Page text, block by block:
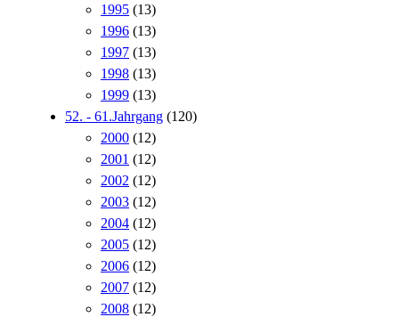
1995 (13)
1996 (13)
1997 (13)
1998 (13)
1999 (13)
52. - 61.Jahrgang (120)
2000 (12)
2001 (12)
2002 (12)
2003 (12)
2004 (12)
2005 (12)
2006 (12)
2007 (12)
2008 (12)